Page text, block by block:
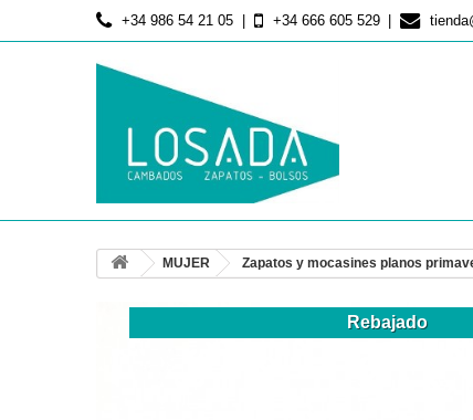
+34 986 54 21 05 +34 666 605 529
MUJER Zapatos y mocasines planos
Rebajado